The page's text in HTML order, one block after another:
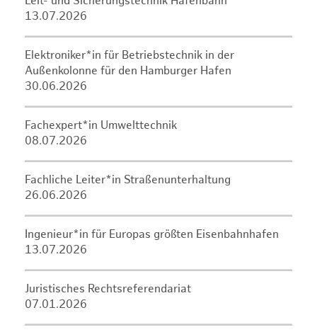
13.07.2026
Elektroniker*in für Betriebstechnik in der
Außenkolonne für den Hamburger Hafen
30.06.2026
Fachexpert*in Umwelttechnik
08.07.2026
Fachliche Leiter*in Straßenunterhaltung
26.06.2026
Ingenieur*in für Europas größten Eisenbahnhafen
13.07.2026
Juristisches Rechtsreferendariat
07.01.2026